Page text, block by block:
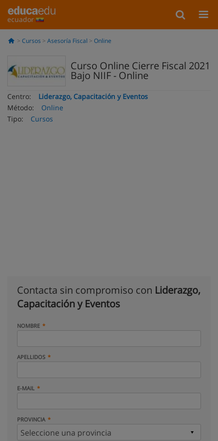
ecuador
Cursos Asesoría Fiscal Online
Curso Online Cierre Fiscal 2021
Bajo NIIF - Online
Centro:
Liderazgo, Capacitación y Eventos
Método:
Online
Tipo:
Cursos
Contacta sin compromiso con Liderazgo,
Capacitación y Eventos
NOMBRE
APELLIDOS
E-MAIL
PROVINCIA